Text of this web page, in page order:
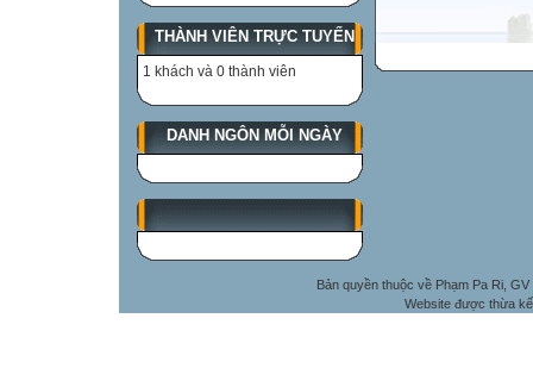
THÀNH VIÊN TRỰC TUYẾN
1 khách và 0 thành viên
DANH NGÔN MỖI NGÀY
Bản quyền thuộc về Phạm Pa Ri,
Website được thừa